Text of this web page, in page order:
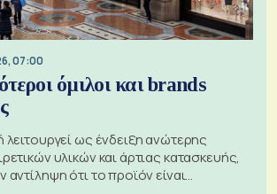
07:00
όμιλοι και brands
λειτουργεί ως ένδειξη ανώτερης
υλικών και άρτιας κατασκευής,
αντίληψη ότι το προϊόν είναι